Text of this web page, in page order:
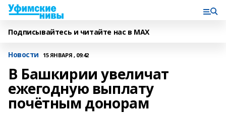
Подписывайтесь и читайте нас в MAX
Новости 15 ЯНВАРЯ , 09:42
В Башкирии увеличат
ежегодную выплату
почётным донорам